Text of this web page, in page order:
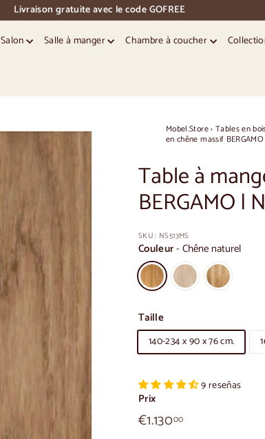
pause
des
diapositives
Livraison gratuite avec le code GOFREE
Salon Salle à manger Chambre à coucher
Mobel.Store› Tables en
en chêne massif
Table à
BERGAMO |
SKU : NS513MS
Couleur-Chêne naturel
Taille
140-234 x 90 x 76 cm.
9 reseñas
Prix
Prix
habituel
€1.13000€1.130,00